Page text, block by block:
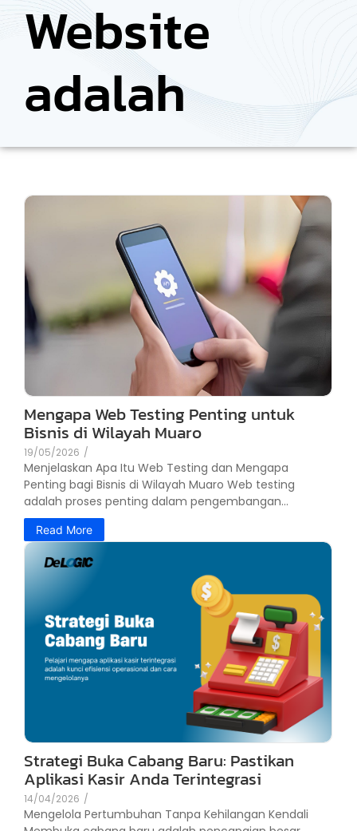
Website
adalah
Mengapa Web Testing Penting untuk
Bisnis di Wilayah Muaro
19/05/2026 /
Menjelaskan Apa Itu Web Testing dan Mengapa
Penting bagi Bisnis di Wilayah Muaro Web testing
adalah proses penting dalam pengembangan...
Read More
Strategi Buka Cabang Baru: Pastikan
Aplikasi Kasir Anda Terintegrasi
14/04/2026 /
Mengelola Pertumbuhan Tanpa Kehilangan Kendali